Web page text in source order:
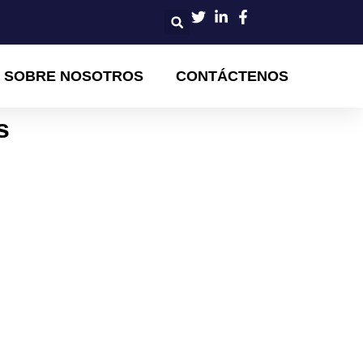
SOBRE NOSOTROS CONTÁCTENOS